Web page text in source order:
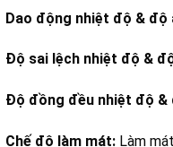
Dao động nhiệt độ & độ
Độ sai lệch nhiệt độ &
Độ đồng đều nhiệt độ &
Chế độ làm mát:Làm